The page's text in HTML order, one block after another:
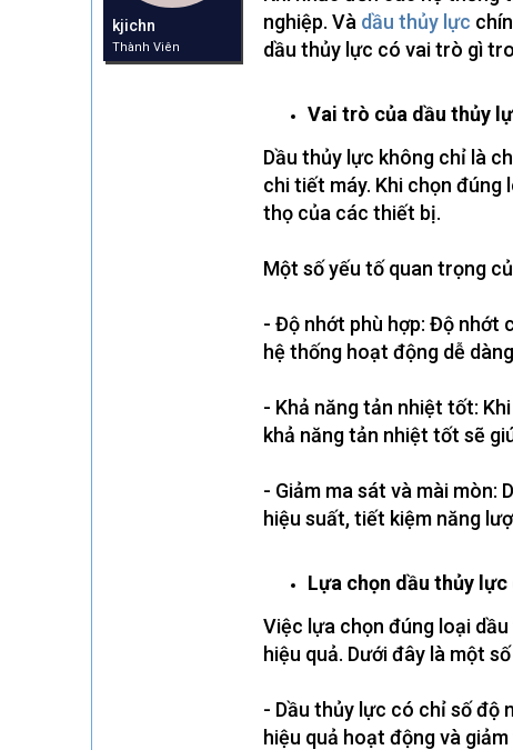
kjichn
Thành Viên
nghiệp. Và dầu thủy lực
dầu thủy lực có vai trò gì
Vai trò của dầu thủy
Dầu thủy lực không chỉ là
chi tiết máy. Khi chọn đúng
thọ của các thiết bị.
Một số yếu tố quan trọng
- Độ nhớt phù hợp: Độ nhớt
hệ thống hoạt động dễ
- Khả năng tản nhiệt tốt:
khả năng tản nhiệt tốt sẽ
- Giảm ma sát và mài mòn:
hiệu suất, tiết kiệm năng
Lựa chọn dầu thủy
Việc lựa chọn đúng loại
hiệu quả. Dưới đây là một
- Dầu thủy lực có chỉ số độ
hiệu quả hoạt động và